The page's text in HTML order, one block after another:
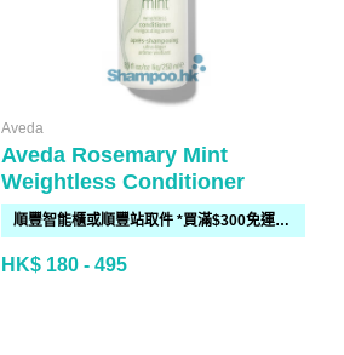
Aveda
Aveda Rosemary Mint
Weightless Conditioner
順豐智能櫃或順豐站取件 *買滿$300免運費*
HK$ 180 - 495